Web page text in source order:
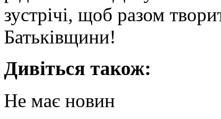
зустрічі, щоб разом
Батьківщини!
Дивіться також:
Не має новин